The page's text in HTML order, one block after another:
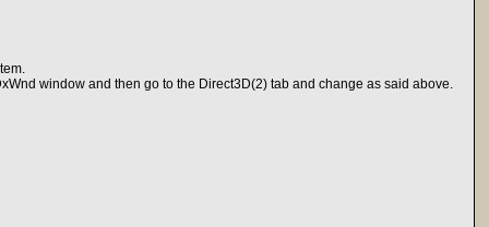
window and then go to the Direct3D(2) tab and change as said above.